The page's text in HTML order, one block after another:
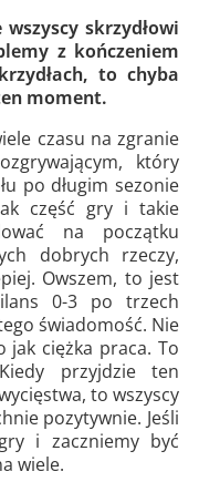
skrzydłowi
z kończeniem
to chyba
moment.
czasu na zgranie
który
po długim sezonie
część gry i takie
na początku
dobrych rzeczy,
Owszem, to jest
0-3 po trzech
świadomość. Nie
jak ciężka praca. To
przyjdzie ten
to wszyscy
pozytywnie. Jeśli
i zaczniemy być
wiele.